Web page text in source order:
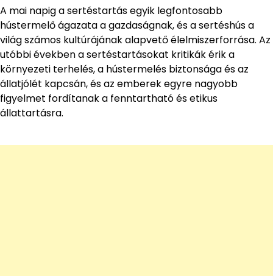
A mai napig a sertéstartás egyik legfontosabb
hústermelő ágazata a gazdaságnak, és a sertéshús a
világ számos kultúrájának alapvető élelmiszerforrása. Az
utóbbi években a sertéstartásokat kritikák érik a
környezeti terhelés, a hústermelés biztonsága és az
állatjólét kapcsán, és az emberek egyre nagyobb
figyelmet fordítanak a fenntartható és etikus
állattartásra.